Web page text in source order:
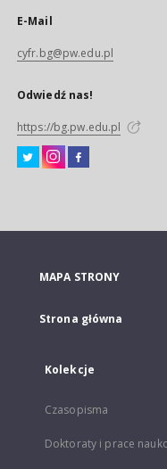
E-Mail
cyfr.bg@pw.edu.pl
Odwiedź nas!
https://bg.pw.edu.pl
MAPA STRONY
Strona główna
Kolekcje
Czasopisma
Doktoraty i prace